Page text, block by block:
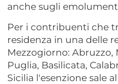
anche sugli
Per i contribuenti che
residenza in una delle
Mezzogiorno: Abruzzo,
Puglia, Basilicata,
Sicilia l'esenzione sale